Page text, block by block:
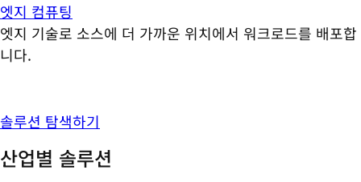
엣지 컴퓨팅
엣지 기술로 소스에 더 가까운 위치에서 워크로드를 배포합
니다.
솔루션 탐색하기
산업별 솔루션